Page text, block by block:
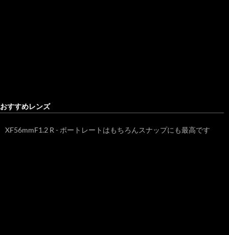
おすすめレンズ
XF56mmF1.2 R - ポートレートはもちろんスナップにも最高です